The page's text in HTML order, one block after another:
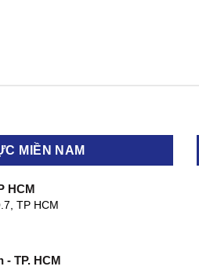
MIỀN NAM
HCM
TP HCM
TP. HCM